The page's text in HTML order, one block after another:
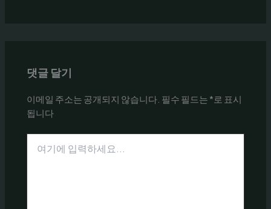
댓글 달기
이메일 주소는 공개되지 않습니다. 필수 필드는 *로 표시
됩니다